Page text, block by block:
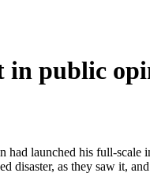
in public
had launched his full-
disaster, as they saw it,